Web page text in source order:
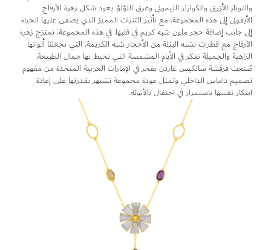
والتوباز الأزرق والكوارتز الليموني وعرق اللؤلؤ. يعود شكل زهرة الآرفاج
الأيقوني إلى هذه المجموعة، مع تأثير الثنيات المميز الذي يضفي عليها الحياة
إلى جانب إضافة حجر ملون شبه كريم في قلبها. في هذه المجموعة، تمتزج زهرة
الآرفاج مع قطرات تشبه البتلة من الأحجار شبه الكريمة، التي تجعلنا ألوانها
الزاهية والجميلة نفكر في الأيام المشمسة التي تحيط بها جمال الطبيعة.
صُنعت فرفشة سانكيس غاردن بفخر في الإمارات العربية المتحدة من مفهوم
تصميم داماس الداخلي وتمثل عودة مجموعة تشتهر بقدرتها على إعادة
ابتكار نفسها باستمرار في احتفال بالأنوثة.